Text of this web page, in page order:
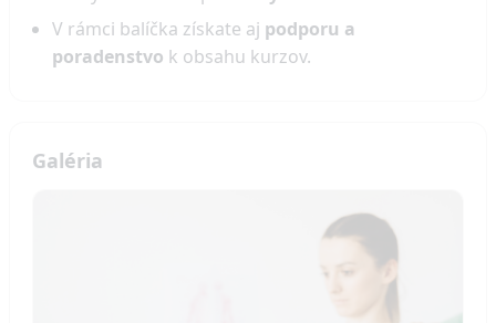
V rámci balíčka získate aj podporu a
poradenstvo k obsahu kurzov.
Galéria